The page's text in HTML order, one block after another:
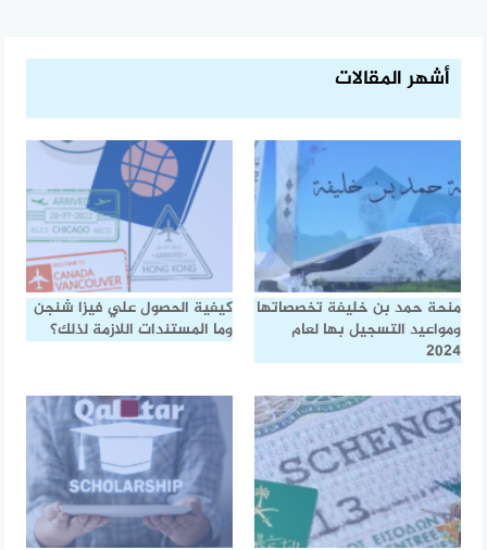
أشهر المقالات
منحة حمد بن خليفة تخصصاتها
ومواعيد التسجيل بها لعام
2024
كيفية الحصول علي فيزا شنجن
وما المستندات اللازمة لذلك؟